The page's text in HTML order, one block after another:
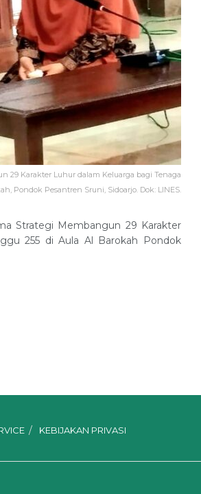
29 Karakter Luhur dalam Keluarga bagi Tenaga
Pondok Pesantren Sruni, Sidoarjo. Dok: LINES.
Strategi Membangun 29 Karakter
255 di Aula Al Barokah Pondok
KEBIJAKAN PRIVASI